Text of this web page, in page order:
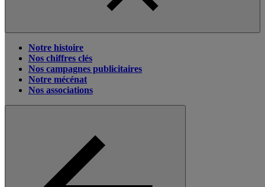
Notre histoire
Nos chiffres clés
Nos campagnes publicitaires
Notre mécénat
Nos associations